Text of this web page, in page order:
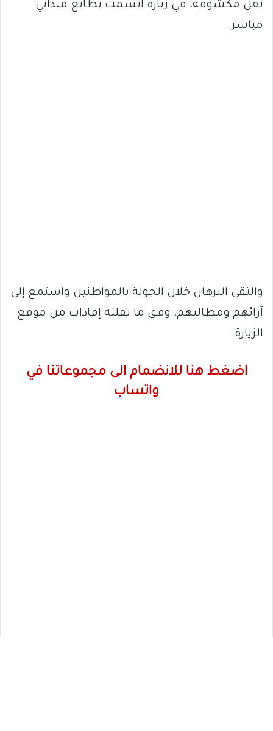
نقل مكشوفة، في زيارة اتسمت بطابع ميداني
مباشر.
والتقى البرهان خلال الجولة بالمواطنين واستمع إلى
آرائهم ومطالبهم، وفق ما نقلته إفادات من موقع
الزيارة.
اضغط هنا للانضمام الى مجموعاتنا في
واتساب